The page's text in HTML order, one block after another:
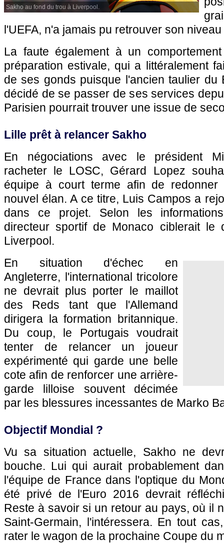
Sakho au fond du trou à Liverpool.
l'UEFA, n'a jamais pu retrouver son
La faute également à un
préparation estivale, qui a littéralement
de ses gonds puisque l'ancien taulier du
décidé de se passer de ses services
Parisien pourrait trouver une issue de
Lille prêt à relancer Sakho
En négociations avec le président
racheter le LOSC, Gérard Lopez
équipe à court terme afin de
nouvel élan. A ce titre, Luis Campos a
dans ce projet. Selon les
directeur sportif de Monaco ciblerait le
Liverpool.
En situation d'échec en
Angleterre, l'international tricolore
ne devrait plus porter le maillot
des Reds tant que l'Allemand
dirigera la formation britannique.
Du coup, le Portugais voudrait
tenter de relancer un joueur
expérimenté qui garde une belle
cote afin de renforcer une arrière-
garde lilloise souvent décimée
par les blessures incessantes de Marko
Objectif Mondial ?
Vu sa situation actuelle, Sakho ne
bouche. Lui qui aurait probablement
l'équipe de France dans l'optique du
été privé de l'Euro 2016 devrait
Reste à savoir si un retour au pays, où il
Saint-Germain, l'intéressera. En tout
rater le wagon de la prochaine Coupe du